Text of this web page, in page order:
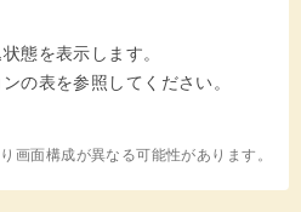
態を表示します。
の表を参照してください。
画面構成が異なる可能性があります。